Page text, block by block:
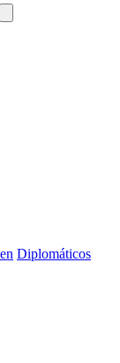
Diplomáticos